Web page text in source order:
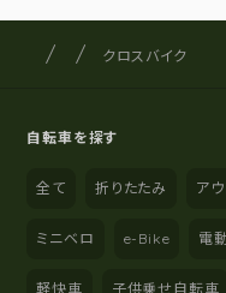
サイト内の現在
サイクルショップナカゴヤ
クロスバイク
自転車を探す
全て 折りたたみ アウ
ミニベロ e-Bike 電
軽快車 子供乗せ自転車